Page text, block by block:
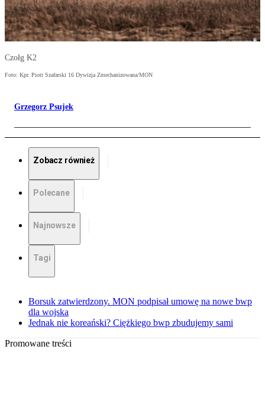
Czołg K2
Foto: Kpr. Piotr Szafarski 16 Dywizja Zmechanizowana/MON
Grzegorz Psujek
Zobacz również
Polecane
Najnowsze
Tagi
Borsuk zatwierdzony. MON podpisał umowę na nowe bwp
dla wojska
Jednak nie koreański? Ciężkiego bwp zbudujemy sami
Promowane treści